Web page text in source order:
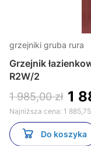
grzejniki gruba rura
Grzejnik
R2W/2
1 985,00 zł 1
Najniższa cena: 1
Do koszyka